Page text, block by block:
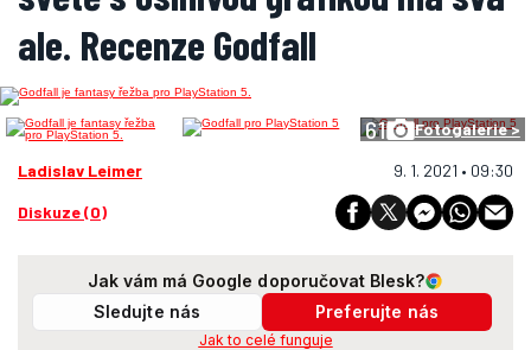
ale. Recenze Godfall
61 Fotogalerie >
Ladislav Leimer 9. 1. 2021 • 09:30
Diskuze (0)
Jak vám má Google doporučovat Blesk?
Sledujte nás
Preferujte nás
Jak to celé funguje